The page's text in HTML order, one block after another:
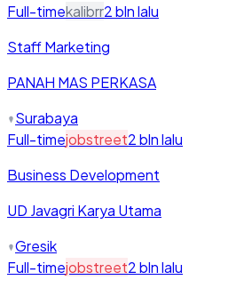
Full-timekalibrr2 bln lalu
Staff Marketing
PANAH MAS PERKASA
Surabaya
Full-timejobstreet2 bln lalu
Business Development
UD Javagri Karya Utama
Gresik
Full-timejobstreet2 bln lalu